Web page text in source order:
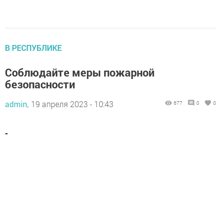
В РЕСПУБЛИКЕ
Соблюдайте меры пожарной
безопасности
admin, 19 апреля 2023 - 10:43 677 0 0
-